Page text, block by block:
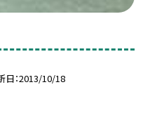
日 2013/10/18